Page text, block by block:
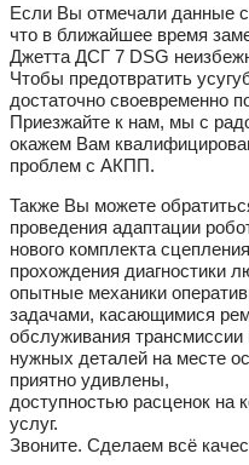
Если Вы отмечали данные
что в ближайшее время
Джетта ДСГ 7 DSG
Чтобы предотвратить
достаточно своевременно
Приезжайте к нам, мы с
окажем Вам
проблем с АКПП.
Также Вы можете
проведения адаптации
нового комплекта
прохождения диагностики
опытные механики
задачами, касающимися
обслуживания
нужных деталей на месте
приятно удивлены,
доступностью расценок на
услуг.
Звоните. Сделаем всё